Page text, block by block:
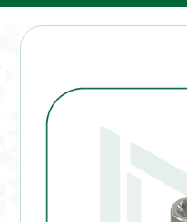
Catálogo
Condiciones Bono
Condiciones generales